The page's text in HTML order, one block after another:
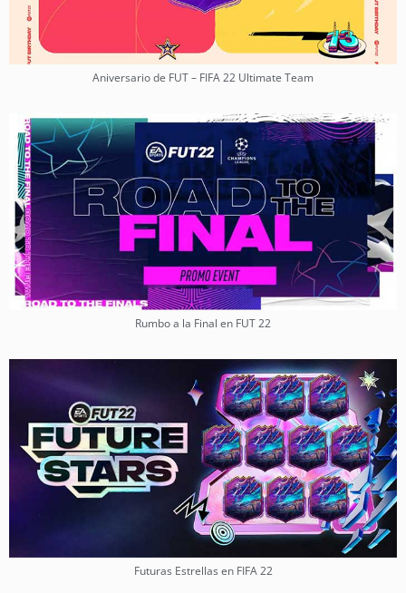
Aniversario de FUT – FIFA 22 Ultimate Team
Rumbo a la Final en FUT 22
Futuras Estrellas en FIFA 22